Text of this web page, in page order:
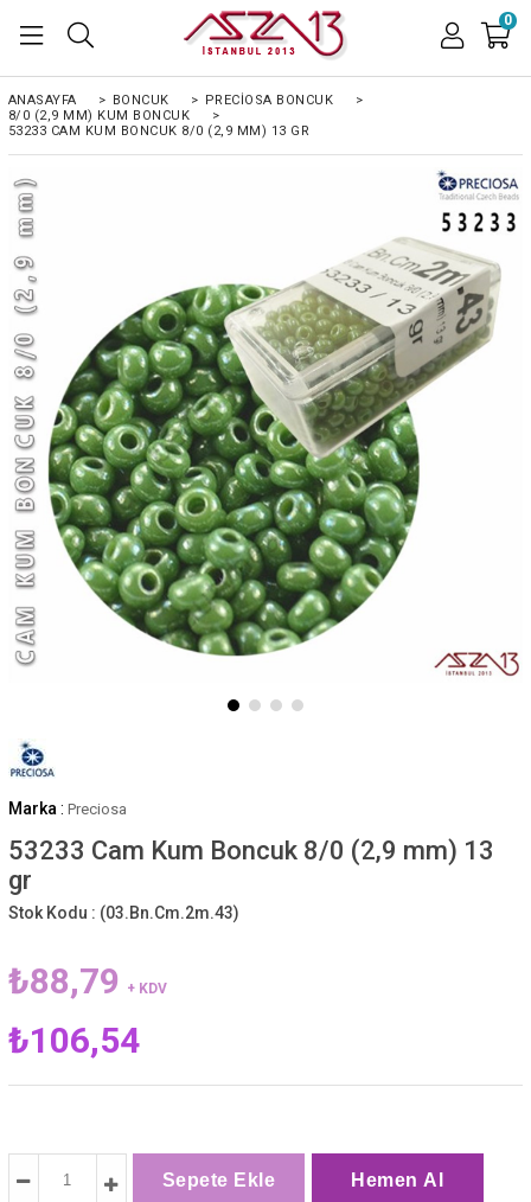
0
ANASAYFA > BONCUK > PRECIOSA BONCUK
>
8/0 (2,9 MM) KUM BONCUK
>
53233 CAM KUM BONCUK 8/0 (2,9 MM) 13 GR
Marka : Preciosa
53233 Cam Kum Boncuk 8/0 (2,9 mm) 13
gr
Stok Kodu : (03.Bn.Cm.2m.43)
₺88,79 + KDV
₺106,54